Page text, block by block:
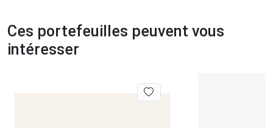
Ces portefeuilles peuvent vous
intéresser